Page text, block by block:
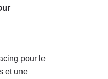
pour le
et une